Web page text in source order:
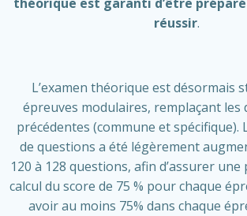
réussir.
L’examen théorique est désormais
épreuves modulaires, remplaçant les
précédentes (commune et spécifique).
de questions a été légèrement
120 à 128 questions, afin d’assurer
calcul du score de 75 % pour chaque
avoir au moins 75% dans chaque